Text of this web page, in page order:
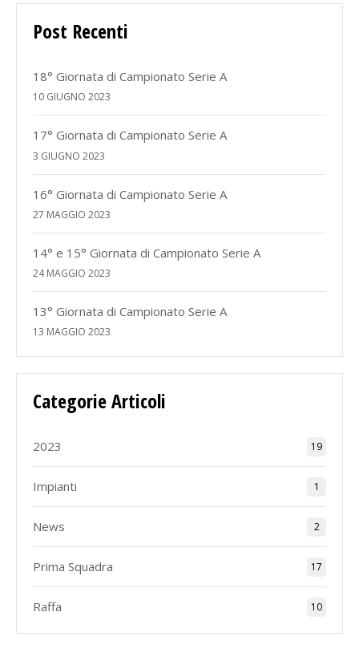
Post Recenti
18° Giornata di Campionato Serie A
10 GIUGNO 2023
17° Giornata di Campionato Serie A
3 GIUGNO 2023
16° Giornata di Campionato Serie A
27 MAGGIO 2023
14° e 15° Giornata di Campionato Serie A
24 MAGGIO 2023
13° Giornata di Campionato Serie A
13 MAGGIO 2023
Categorie Articoli
2023 19
Impianti 1
News 2
Prima Squadra 17
Raffa 10